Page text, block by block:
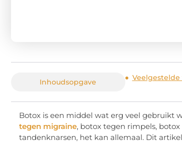
Inhoudsopgave Veelgestelde
Botox is een middel wat erg veel gebruikt
tegen migraine, botox tegen rimpels,
tandenknarsen, het kan allemaal. Dit